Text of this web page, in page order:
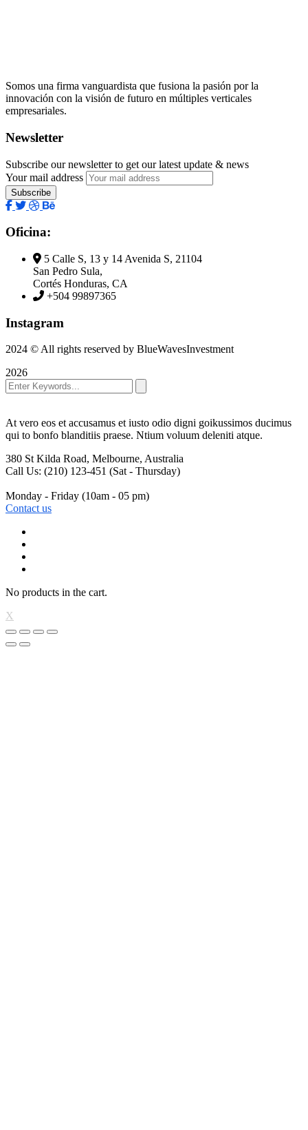
Somos una firma vanguardista que fusiona la pasión por la
innovación con la visión de futuro en múltiples verticales
empresariales.
Newsletter
Subscribe our newsletter to get our latest update & news
Your mail address
Oficina:
5 Calle S, 13 y 14 Avenida S, 21104
San Pedro Sula,
Cortés Honduras, CA
+504 99897365
Instagram
2024 © All rights reserved by BlueWavesInvestment
2026
At vero eos et accusamus et iusto odio digni goikussimos ducimus
qui to bonfo blanditiis praese. Ntium voluum deleniti atque.
380 St Kilda Road, Melbourne, Australia
Call Us: (210) 123-451 (Sat - Thursday)
Monday - Friday (10am - 05 pm)
Contact us
No products in the cart.
X